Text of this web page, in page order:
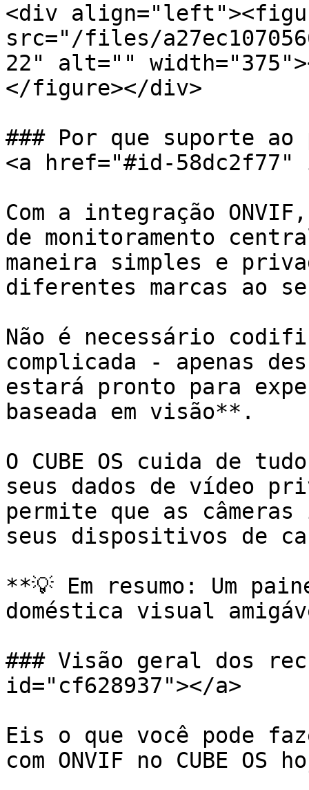
<div
src="/files/
22" alt=""
</figure></div>
### Por que suporte ao
<a href="#id-58dc2f77"
Com a integração
de monitoramento
maneira simples e
diferentes marcas ao
Não é necessário
complicada - apenas
estará pronto para
baseada em visão**.
O CUBE OS cuida de
seus dados de vídeo
permite que as
seus dispositivos de
**💡 Em resumo: Um
doméstica visual
### Visão geral dos
id="cf628937"></a>
Eis o que você pode
com ONVIF no CUBE OS